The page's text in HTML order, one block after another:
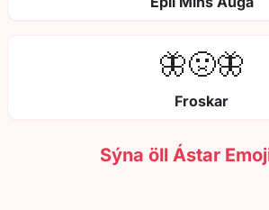
🦋🤢🦋
Froskar
Sýna öll Ástar